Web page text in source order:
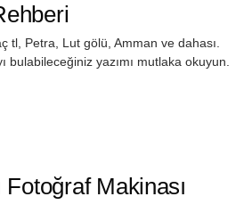
tl, Petra, Lut gölü, Amman ve dahası.
bulabileceğiniz yazımı mutlaka okuyun.
Fotoğraf Makinası